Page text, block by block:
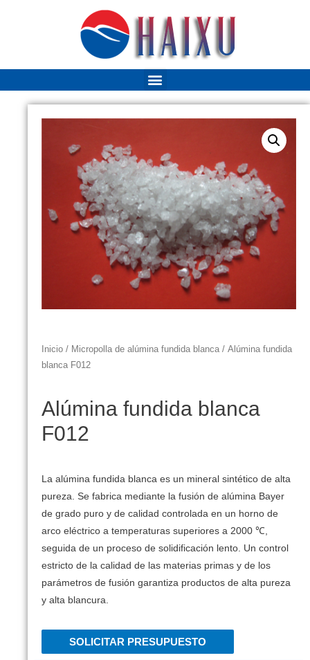
Inicio / Micropolla de alúmina fundida blanca / Alúmina fundida
blanca F012
Alúmina fundida blanca
F012
La alúmina fundida blanca es un mineral sintético de alta
pureza. Se fabrica mediante la fusión de alúmina Bayer
de grado puro y de calidad controlada en un horno de
arco eléctrico a temperaturas superiores a 2000 ℃,
seguida de un proceso de solidificación lento. Un control
estricto de la calidad de las materias primas y de los
parámetros de fusión garantiza productos de alta pureza
y alta blancura.
SOLICITAR PRESUPUESTO